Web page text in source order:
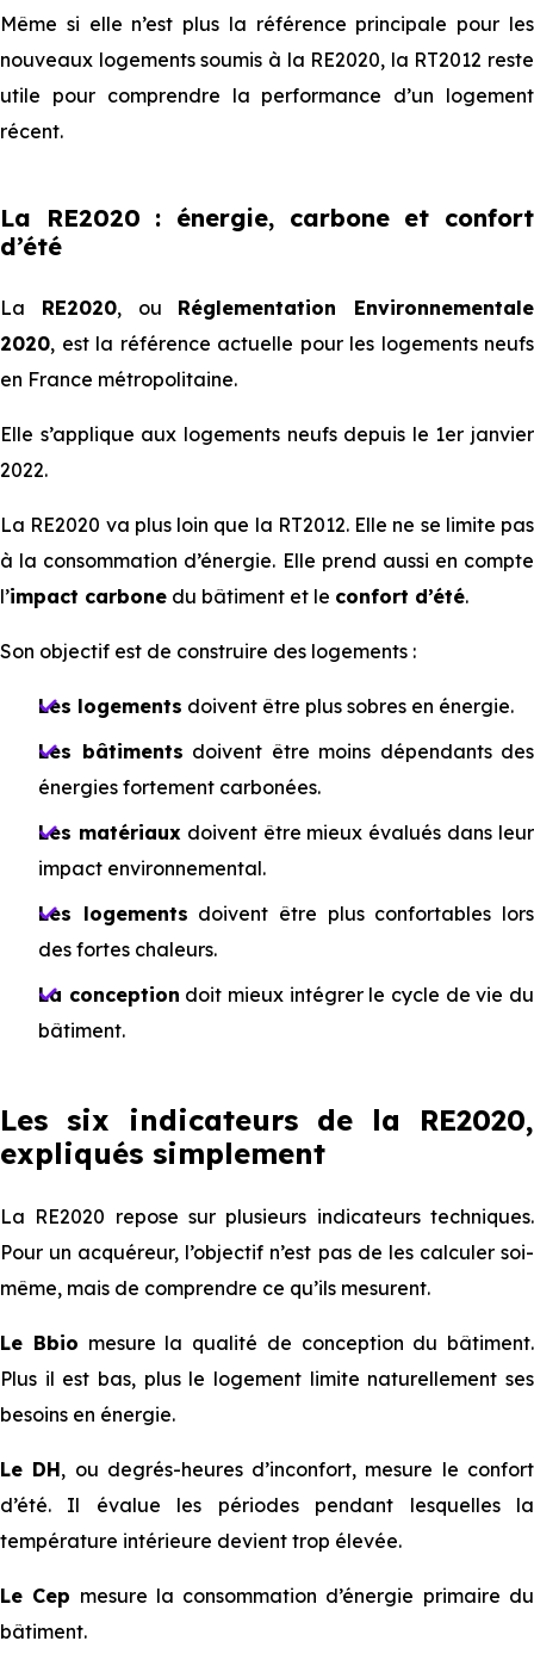
Même si elle n’est plus la référence principale pour les
nouveaux logements soumis à la RE2020, la RT2012 reste
utile pour comprendre la performance d’un logement
récent.
La RE2020 : énergie, carbone et confort
d’été
La RE2020, ou Réglementation Environnementale
2020, est la référence actuelle pour les logements neufs
en France métropolitaine.
Elle s’applique aux logements neufs depuis le 1er janvier
2022.
La RE2020 va plus loin que la RT2012. Elle ne se limite pas
à la consommation d’énergie. Elle prend aussi en compte
l’impact carbone du bâtiment et le confort d’été.
Son objectif est de construire des logements :
Les logements doivent être plus sobres en énergie.
Les bâtiments doivent être moins dépendants des
énergies fortement carbonées.
Les matériauxdoivent être mieux évalués dans leur
impact environnemental.
Les logements doivent être plus confortables lors
des fortes chaleurs.
La conception doit mieux intégrer le cycle de vie du
bâtiment.
Les six indicateurs de la RE2020,
expliqués simplement
La RE2020 repose sur plusieurs indicateurs techniques.
Pour un acquéreur, l’objectif n’est pas de les calculer soi-
même, mais de comprendre ce qu’ils mesurent.
Le Bbio mesure la qualité de conception du bâtiment.
Plus il est bas, plus le logement limite naturellement ses
besoins en énergie.
Le DH, ou degrés-heures d’inconfort, mesure le confort
d’été. Il évalue les périodes pendant lesquelles la
température intérieure devient trop élevée.
Le Cep mesure la consommation d’énergie primaire du
bâtiment.